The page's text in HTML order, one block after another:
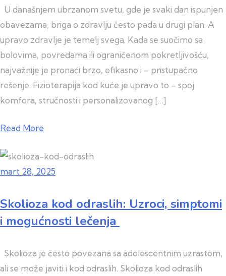
U današnjem ubrzanom svetu, gde je svaki dan ispunjen
obavezama, briga o zdravlju često pada u drugi plan. A
upravo zdravlje je temelj svega. Kada se suočimo sa
bolovima, povredama ili ograničenom pokretljivošću,
najvažnije je pronaći brzo, efikasno i – pristupačno
rešenje. Fizioterapija kod kuće je upravo to – spoj
komfora, stručnosti i personalizovanog […]
Read More
mart 28, 2025
Skolioza kod odraslih: Uzroci, simptomi
i mogućnosti lečenja
Skolioza je često povezana sa adolescentnim uzrastom,
ali se može javiti i kod odraslih. Skolioza kod odraslih